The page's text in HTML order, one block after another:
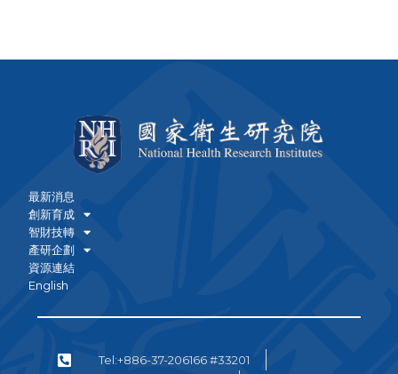
最新消息
創新育成
智財技轉
產研企劃
資源連結
English
Tel:+886-37-206166 #33201